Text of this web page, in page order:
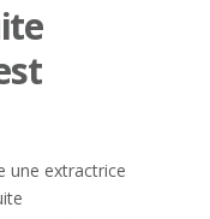
une extractrice